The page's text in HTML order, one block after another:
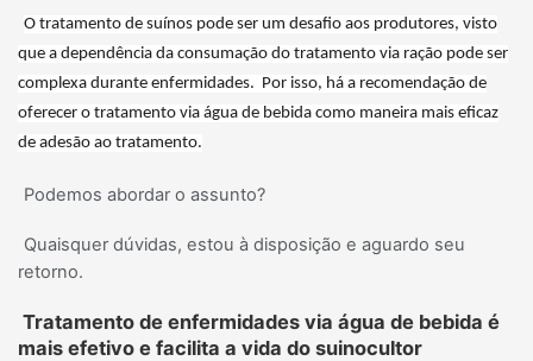
O tratamento de suínos pode ser um desafio aos produtores, visto
que a dependência da consumação do tratamento via ração pode ser
complexa durante enfermidades. Por isso, há a recomendação de
oferecer o tratamento via água de bebida como maneira mais eficaz
de adesão ao tratamento.
Podemos abordar o assunto?
Quaisquer dúvidas, estou à disposição e aguardo seu
retorno.
Tratamento de enfermidades via água de bebida é
mais efetivo e facilita a vida do suinocultor